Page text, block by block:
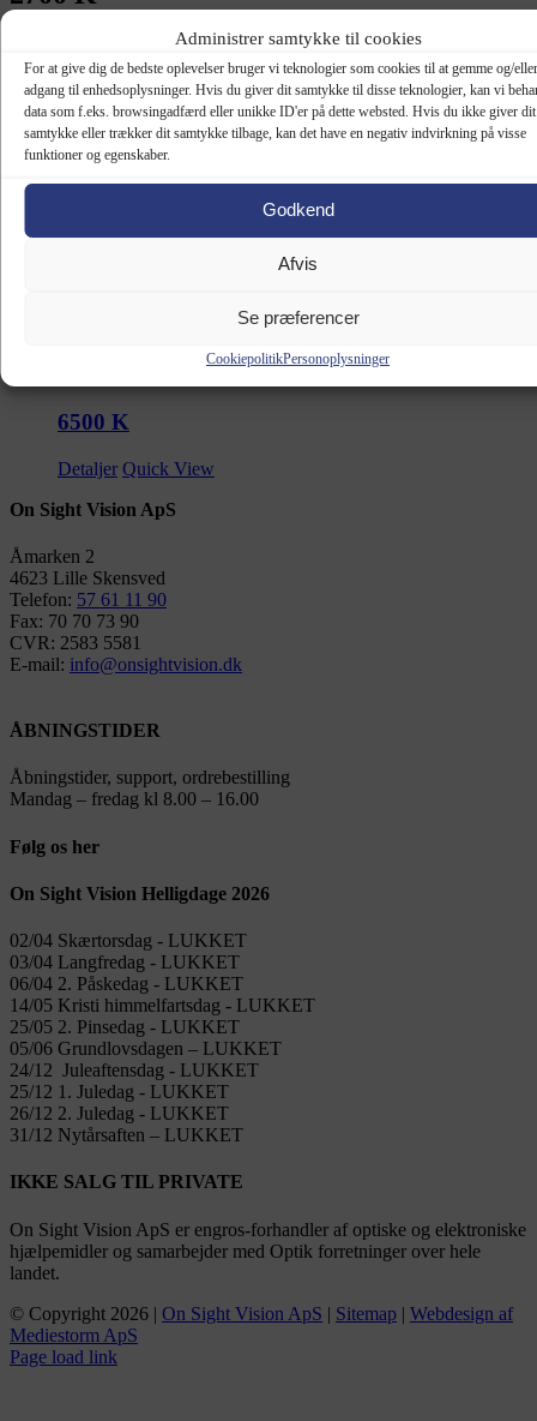
Administrer samtykke til cookies
For at give dig de bedste oplevelser bruger vi teknologier som cookies til at gemme og/
adgang til enhedsoplysninger. Hvis du giver dit samtykke til disse teknologier, kan vi
data som f.eks. browsingadfærd eller unikke ID'er på dette websted. Hvis du ikke giver dit
samtykke eller trækker dit samtykke tilbage, kan det have en negativ indvirkning på visse
funktioner og egenskaber.
Godkend
Afvis
Se præferencer
CookiepolitikPersonoplysninger
Mål (B x D x H): ca. 4,8 x 11,6 x 2,6 cm
Vægt: ca. 77,1 g
Varenummer (SKU):GL946023 Kategori:MULTILIGHT Pro
Pocket GL
Quick View
6500 K
Detaljer Quick View
On Sight Vision ApS
Åmarken 2
4623 Lille Skensved
Telefon: 57 61 11 90
Fax: 70 70 73 90
CVR: 2583 5581
E-mail: info@onsightvision.dk
ÅBNINGSTIDER
Åbningstider, support, ordrebestilling
Mandag – fredag kl 8.00 – 16.00
Følg os her
On Sight Vision Helligdage 2026
02/04 Skærtorsdag ​​- LUKKET
03/04 Langfredag ​​- LUKKET
06/04 2. Påskedag ​​- LUKKET
14/05 Kristi himmelfartsdag ​​- LUKKET
25/05 2. Pinsedag ​​- LUKKET
05/06 Grundlovsdagen – LUKKET
24/12 Juleaftensdag ​​- LUKKET
25/12 1. Juledag ​​- LUKKET
26/12 2. Juledag ​​- LUKKET
31/12 Nytårsaften – LUKKET
IKKE SALG TIL PRIVATE
On Sight Vision ApS er engros-forhandler af optiske og elektroniske
hjælpemidler og samarbejder med Optik forretninger over hele
landet.
© Copyright 2026 | On Sight Vision ApS | Sitemap | Webdesign af
Mediestorm ApS
Page load link